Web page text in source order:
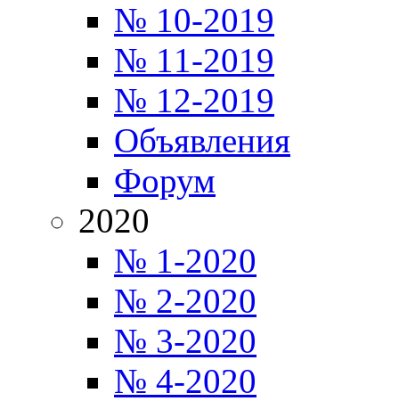
№ 10-2019
№ 11-2019
№ 12-2019
Объявления
Форум
2020
№ 1-2020
№ 2-2020
№ 3-2020
№ 4-2020